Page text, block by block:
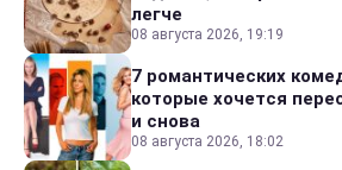
легче
08 августа 2026, 19:19
7 романтических
которые хочется
и снова
08 августа 2026, 18:02